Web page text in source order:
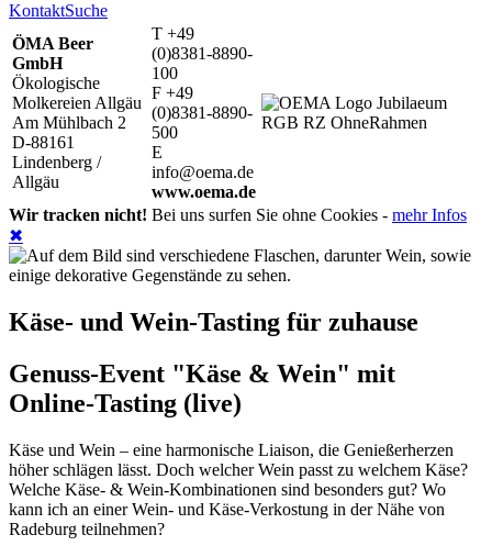
KontaktSuche
ÖMA Beer
GmbH
Ökologische
Molkereien Allgäu
Am Mühlbach 2
D-88161
Lindenberg /
Allgäu
T +49
(0)8381-8890-
100
F +49
(0)8381-8890-
500
E
info@oema.de
www.oema.de
Wir tracken nicht! Bei uns surfen Sie ohne Cookies - mehr Infos
✖
Käse- und Wein-Tasting für zuhause
Genuss-Event "Käse & Wein" mit
Online-Tasting (live)
Käse und Wein – eine harmonische Liaison, die Genießerherzen
höher schlägen lässt. Doch welcher Wein passt zu welchem Käse?
Welche Käse- & Wein-Kombinationen sind besonders gut? Wo
kann ich an einer Wein- und Käse-Verkostung in der Nähe von
Radeburg teilnehmen?